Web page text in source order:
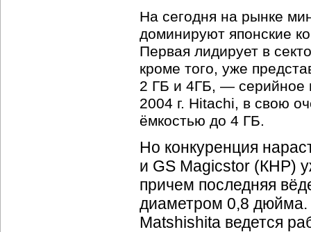
На сегодня на рынке
доминируют японские
Первая лидирует в
кроме того, уже
2 ГБ и 4ГБ, — серийное
2004 г. Hitachi, в свою
ёмкостью до 4 ГБ.
Но конкуренция
и GS Magicstor (КНР)
причем последняя
диаметром 0,8 дюйма.
Matshishita ведется